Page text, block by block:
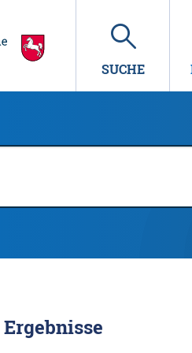
SUCHE
Ergebnisse